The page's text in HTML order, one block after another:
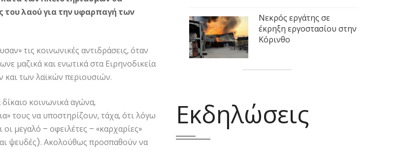
του λαού για την υφαρπαγή των
τις κοινωνικές αντιδράσεις, όταν
μαζικά και ενωτικά στα Ειρηνοδικεία
των λαϊκών περιουσιών.
κοινωνικά αγώνα,
τους να υποστηρίζουν, τάχα, ότι λόγω
μεγαλό – οφειλέτες – «καρχαρίες»
ψευδές). Ακολούθως προσπαθούν να
Νεκρός εργάτης σε
έκρηξη εργοστασίου στην
Κόρινθο
Εκδηλώσεις